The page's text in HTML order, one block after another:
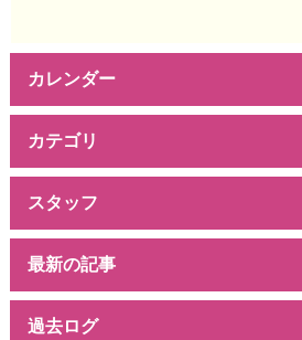
カレンダー
カテゴリ
スタッフ
最新の記事
過去ログ